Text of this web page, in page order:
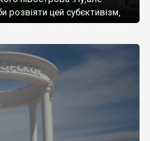
цей субєктивізм,